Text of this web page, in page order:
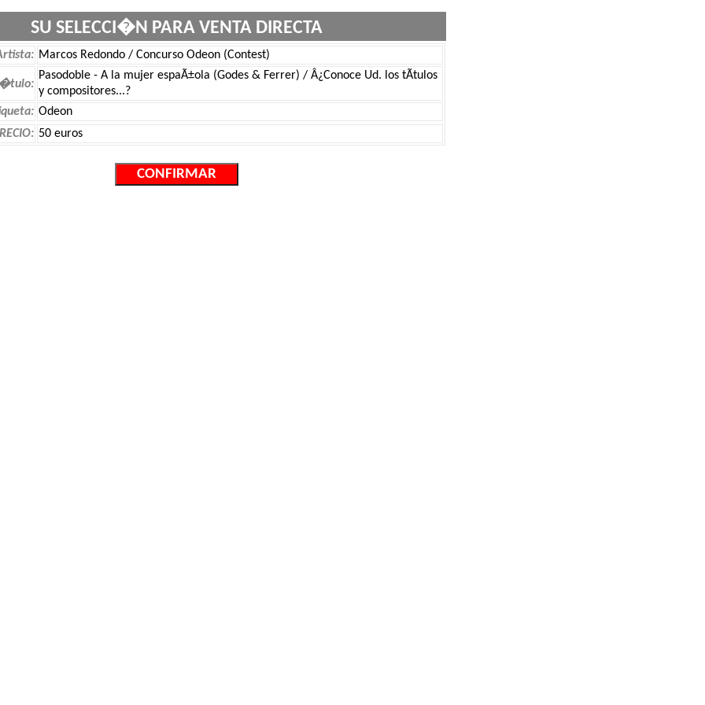
SU SELECCI�N PARA VENTA DIRECTA
Marcos Redondo / Concurso Odeon (Contest)
Pasodoble - A la mujer espaÃ±ola (Godes & Ferrer) / Â¿Conoce Ud. los tÃ­tulos
y compositores...?
Odeon
50 euros